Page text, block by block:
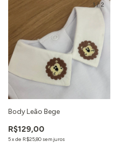
1/2
Body Leão Bege
R$129,00
5xde R$25,80 sem juros